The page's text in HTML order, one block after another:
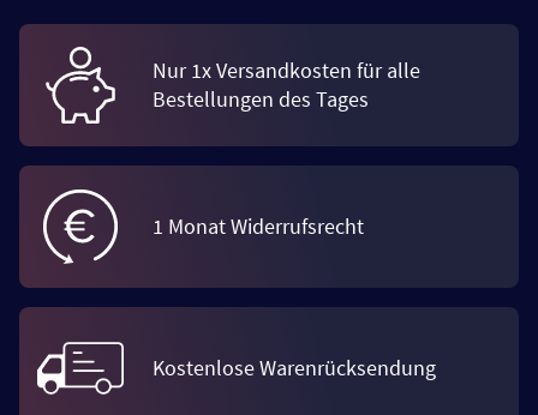
Nur 1x Versandkosten für alle
Bestellungen des Tages
1 Monat Widerrufsrecht
Kostenlose Warenrücksendung